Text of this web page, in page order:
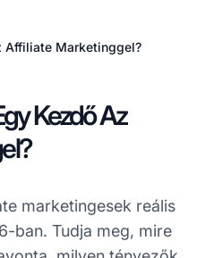
Affiliate Marketinggel?
Kezdő Az
marketingesek reális
ban. Tudja meg, mire